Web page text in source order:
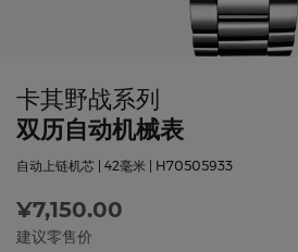
卡其野战系列
双历自动机械表
自动上链机芯 | 42毫米 | H70505933
¥7,150.00
建议零售价